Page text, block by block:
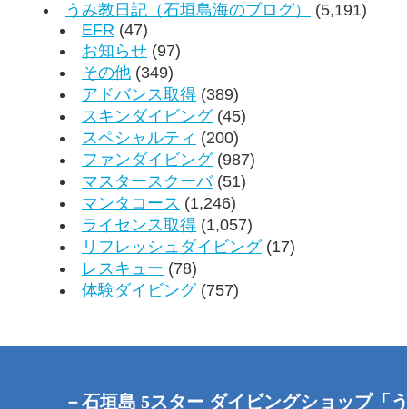
うみ教日記（石垣島海のブログ）
(5,191)
EFR (47)
お知らせ (97)
その他 (349)
アドバンス取得 (389)
スキンダイビング(45)
スペシャルティ (200)
ファンダイビング(987)
マスタースクーバ(51)
マンタコース (1,246)
ライセンス取得 (1,057)
リフレッシュダイビング(17)
レスキュー (78)
体験ダイビング(757)
－石垣島 5スター ダイビングショップ「